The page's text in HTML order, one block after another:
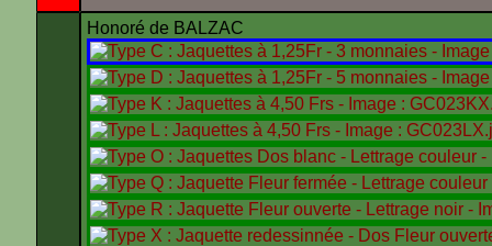
Honoré de BALZAC